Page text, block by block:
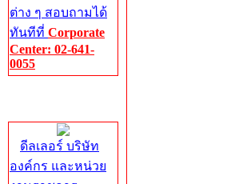
ต่าง ๆ สอบถามได้
ทันทีที่ Corporate
Center: 02-641-
0055
ดีลเลอร์ บริษัท
องค์กร และหน่วย